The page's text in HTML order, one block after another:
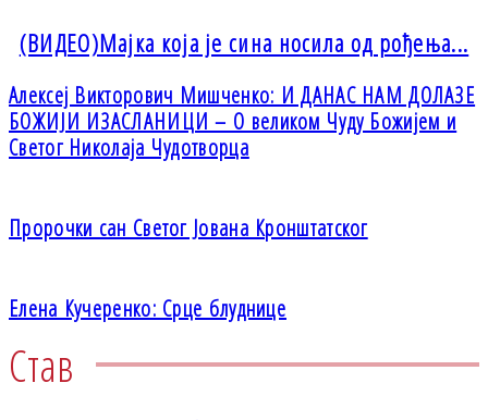
(ВИДЕО)Мајка која је сина носила од рођења...
Алексеј Викторович Мишченко: И ДАНАС НАМ ДОЛАЗЕ
БОЖИЈИ ИЗАСЛАНИЦИ – О великом Чуду Божијем и
Светог Николаја Чудотворца
Пророчки сан Светог Јована Кронштатског
Елена Кучеренко: Срце блуднице
Став